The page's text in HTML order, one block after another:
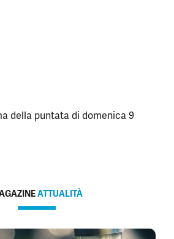
della puntata di domenica 9
ATTUALITÀ